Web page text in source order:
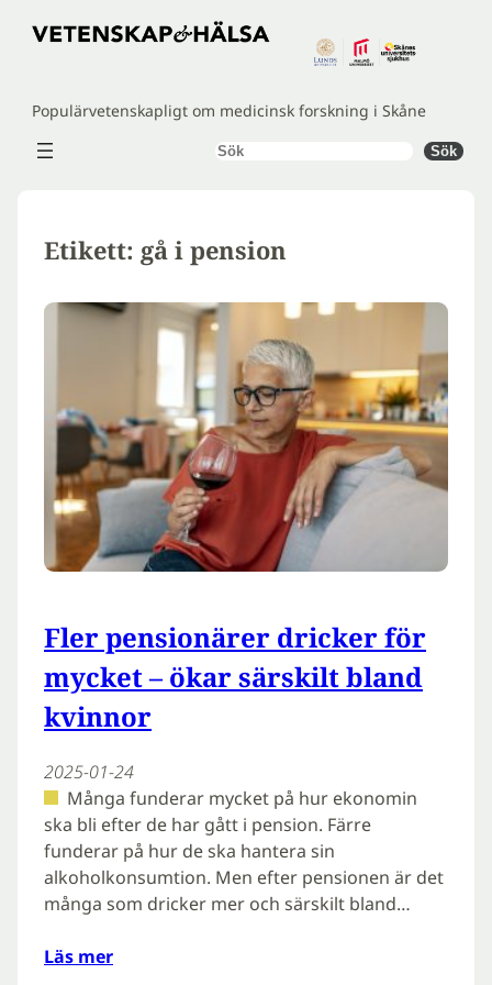
Hoppa
Populärvetenskapligt om medicinsk forskning i Skåne
Sök Sök
Etikett: gå i pension
Fler pensionärer dricker för
mycket – ökar särskilt bland
kvinnor
2025-01-24
Många funderar mycket på hur ekonomin
ska bli efter de har gått i pension. Färre
funderar på hur de ska hantera sin
alkoholkonsumtion. Men efter pensionen är det
många som dricker mer och särskilt bland…
Läs mer